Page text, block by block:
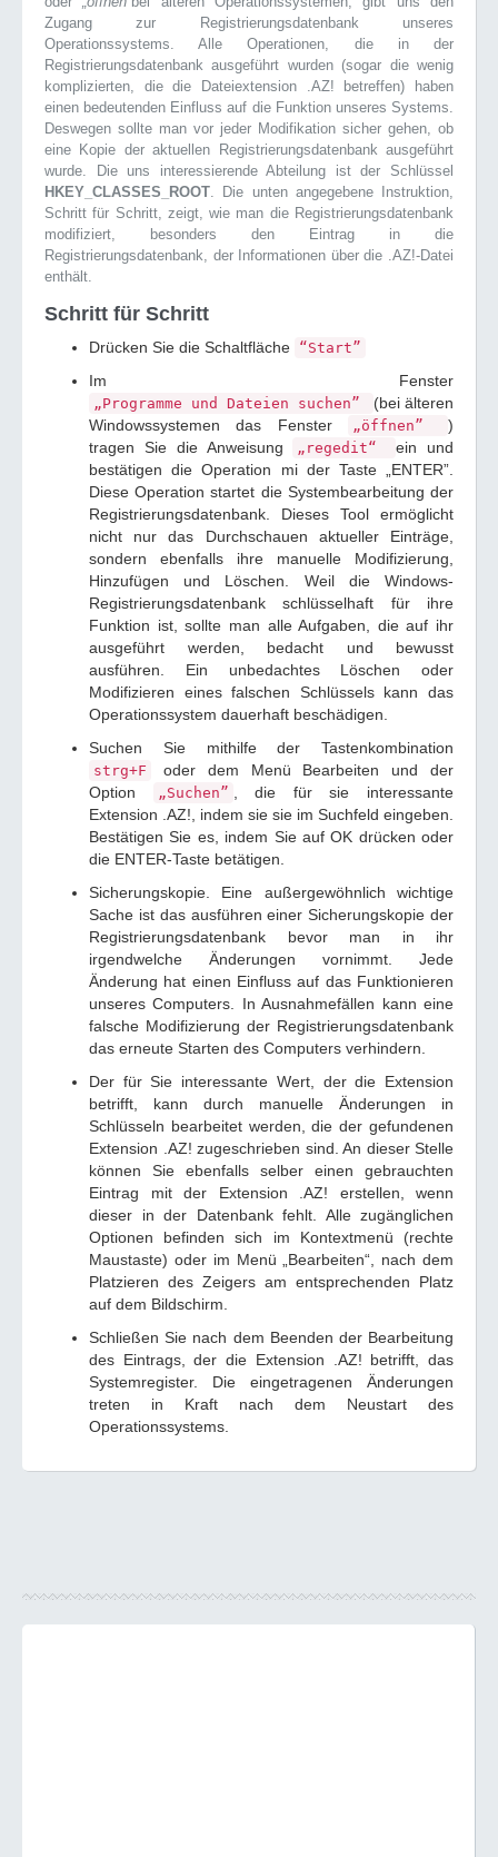
Zugang zur Registrierungsdatenbank unseres
Operationssystems. Alle Operationen, die in der
Registrierungsdatenbank ausgeführt wurden (sogar die wenig
komplizierten, die die Dateiextension .AZ! betreffen) haben
einen bedeutenden Einfluss auf die Funktion unseres Systems.
Deswegen sollte man vor jeder Modifikation sicher gehen, ob
eine Kopie der aktuellen Registrierungsdatenbank ausgeführt
wurde. Die uns interessierende Abteilung ist der Schlüssel
HKEY_CLASSES_ROOT. Die unten angegebene Instruktion,
Schritt für Schritt, zeigt, wie man die Registrierungsdatenbank
modifiziert, besonders den Eintrag in die
Registrierungsdatenbank, der Informationen über die .AZ!-Datei
enthält.
Schritt für Schritt
Drücken Sie die Schaltfläche “Start”
Im Fenster
„Programme und Dateien suchen”
(bei älteren
Windowssystemen das Fenster
„öffnen”
)
tragen Sie die Anweisung
„regedit“
ein und
bestätigen die Operation mi der Taste „ENTER”.
Diese Operation startet die Systembearbeitung der
Registrierungsdatenbank. Dieses Tool ermöglicht
nicht nur das Durchschauen aktueller Einträge,
sondern ebenfalls ihre manuelle Modifizierung,
Hinzufügen und Löschen. Weil die Windows-
Registrierungsdatenbank schlüsselhaft für ihre
Funktion ist, sollte man alle Aufgaben, die auf ihr
ausgeführt werden, bedacht und bewusst
ausführen. Ein unbedachtes Löschen oder
Modifizieren eines falschen Schlüssels kann das
Operationssystem dauerhaft beschädigen.
Suchen Sie mithilfe der Tastenkombination
strg+F
oder dem Menü Bearbeiten und der
Option
„Suchen”
, die für sie interessante
Extension .AZ!, indem sie sie im Suchfeld eingeben.
Bestätigen Sie es, indem Sie auf OK drücken oder
die ENTER-Taste betätigen.
Sicherungskopie. Eine außergewöhnlich wichtige
Sache ist das ausführen einer Sicherungskopie der
Registrierungsdatenbank bevor man in ihr
irgendwelche Änderungen vornimmt. Jede
Änderung hat einen Einfluss auf das Funktionieren
unseres Computers. In Ausnahmefällen kann eine
falsche Modifizierung der Registrierungsdatenbank
das erneute Starten des Computers verhindern.
Der für Sie interessante Wert, der die Extension
betrifft, kann durch manuelle Änderungen in
Schlüsseln bearbeitet werden, die der gefundenen
Extension .AZ! zugeschrieben sind. An dieser Stelle
können Sie ebenfalls selber einen gebrauchten
Eintrag mit der Extension .AZ! erstellen, wenn
dieser in der Datenbank fehlt. Alle zugänglichen
Optionen befinden sich im Kontextmenü (rechte
Maustaste) oder im Menü „Bearbeiten“, nach dem
Platzieren des Zeigers am entsprechenden Platz
auf dem Bildschirm.
Schließen Sie nach dem Beenden der Bearbeitung
des Eintrags, der die Extension .AZ! betrifft, das
Systemregister. Die eingetragenen Änderungen
treten in Kraft nach dem Neustart des
Operationssystems.